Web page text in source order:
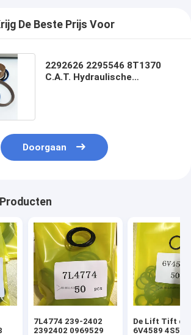
De Beste Prijs Voor
2292626 2295546 8T1370
C.A.T. Hydraulische
Doorgaan
7L4774 239-2402
2392402 0969529
De Lift Tift die
6V4589